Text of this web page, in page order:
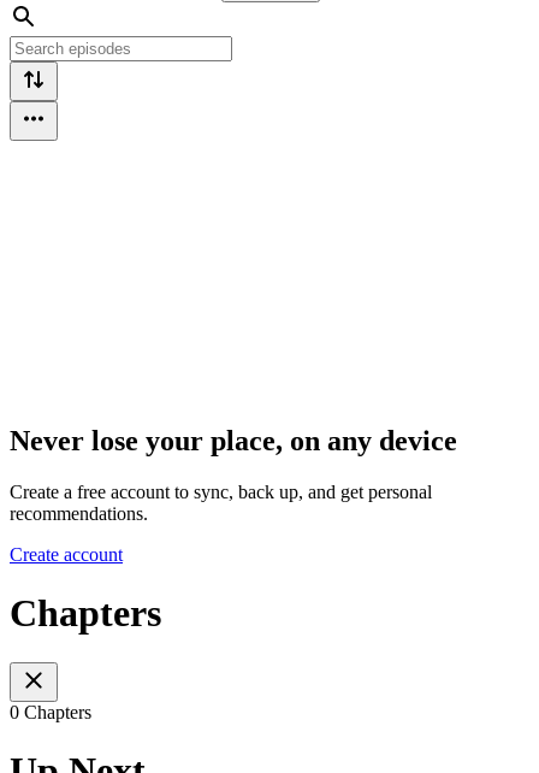
Never lose your place, on any device
Create a free account to sync, back up, and get personal
recommendations.
Create account
Chapters
0 Chapters